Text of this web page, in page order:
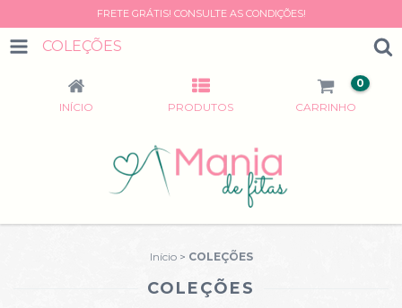
FRETE GRÁTIS! CONSULTE AS CONDIÇÕES!
COLEÇÕES
INÍCIO PRODUTOS CARRINHO
0
Início > COLEÇÕES
COLEÇÕES